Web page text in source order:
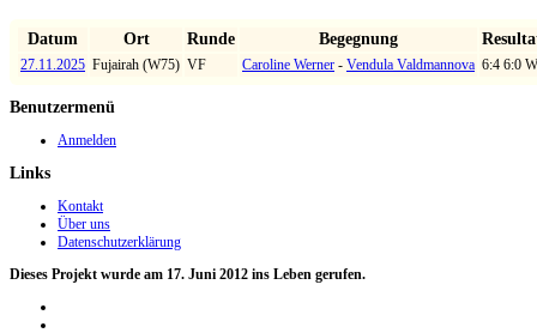
Datum Ort Runde Begegnung
27.11.2025 Fujairah (W75) VF Caroline Werner - Vendula Valdmannova 6:4 6:0 W
Benutzermenü
Anmelden
Links
Kontakt
Über uns
Datenschutzerklärung
Dieses Projekt wurde am 17. Juni 2012 ins Leben gerufen.